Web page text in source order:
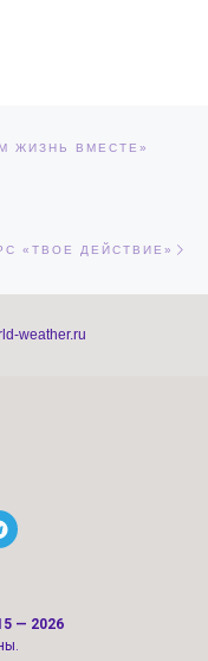
ЖИЗНЬ ВМЕСТЕ»
«ТВОЕ ДЕЙСТВИЕ»
weather.ru
— 2026